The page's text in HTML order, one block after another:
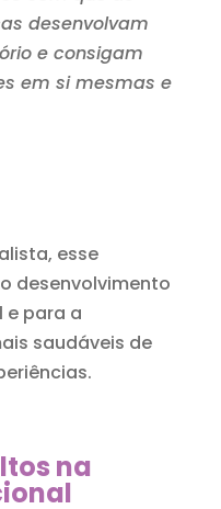
desenvolvam
e consigam
em si mesmas e
esse
desenvolvimento
e para a
saudáveis de
na